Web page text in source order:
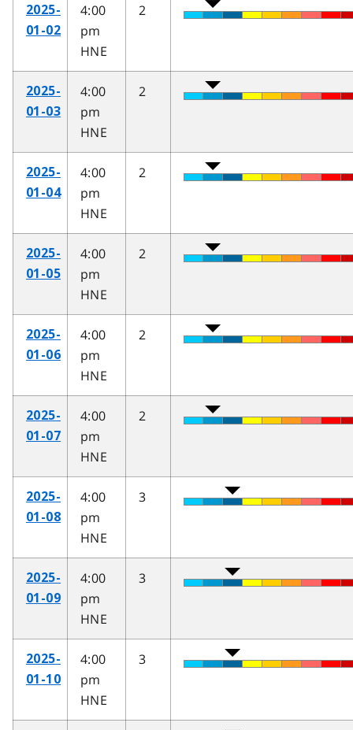
2025-
01-02
4:00
pm
HNE
2
2025-
01-03
4:00
pm
HNE
2
2025-
01-04
4:00
pm
HNE
2
2025-
01-05
4:00
pm
HNE
2
2025-
01-06
4:00
pm
HNE
2
2025-
01-07
4:00
pm
HNE
2
2025-
01-08
4:00
pm
HNE
3
2025-
01-09
4:00
pm
HNE
3
2025-
01-10
4:00
pm
HNE
3